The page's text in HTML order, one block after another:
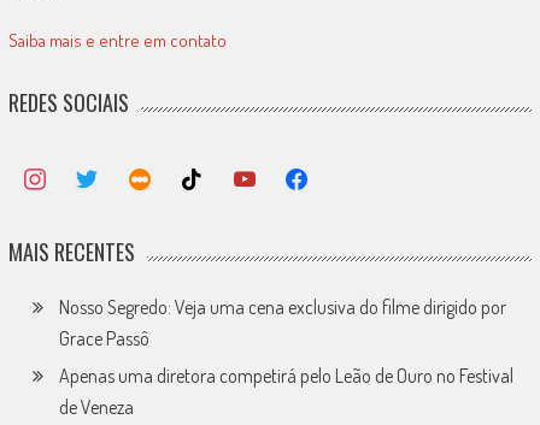
Saiba mais e entre em contato
REDES SOCIAIS
MAIS RECENTES
Nosso Segredo: Veja uma cena exclusiva do filme dirigido por
Grace Passô
Apenas uma diretora competirá pelo Leão de Ouro no Festival
de Veneza